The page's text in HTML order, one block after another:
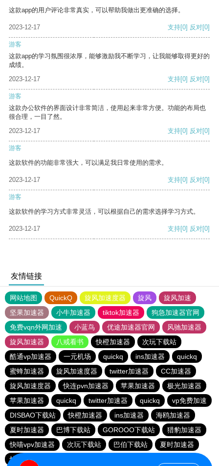
这款app的用户评论非常真实，可以帮助我做出更准确的选择。
2023-12-17 支持[0] 反对[0]
游客
这款app的学习氛围很浓厚，能够激励我不断学习，让我能够取得更好的
成绩。
2023-12-17
支持[0] 反对[0]
游客
这款办公软件的界面设计非常简洁，使用起来非常方便。功能的布局也
很合理，一目了然。
2023-12-17
支持[0] 反对[0]
游客
这款软件的功能非常强大，可以满足我日常使用的需求。
2023-12-17 支持[0] 反对[0]
游客
这款软件的学习方式非常灵活，可以根据自己的需求选择学习方式。
2023-12-17 支持[0] 反对[0]
友情链接
网站地图 QuickQ 旋风加速度器 旋风
旋风加速
坚果加速器
小牛加速器 tiktok加速器
狗急加速器官网
免费vqn外网加速
小蓝鸟 优途加速器官网
风驰加速器
旋风加速器
八戒看书 快橙加速器
次玩下载站
酷通vp加速器
一元机场 quickq ins加速器
quickq
蜜蜂加速器
旋风加速度器 twitter加速器
CC加速器
旋风加速度器
快连pvn加速器 苹果加速器
极光加速器
苹果加速器
quickq twitter加速器 quickq
vp免费加速
DISBAO下载站
快橙加速器 ins加速器
海鸥加速器
夏时加速器
巴博下载站 GOROOO下载站
猎豹加速器
快喵vpv加速器
次玩下载站 巴伯下载站
夏时加速器
快橙加速器